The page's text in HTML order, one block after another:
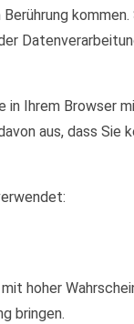
in Ihrem
aus, dass
hoher
bringen.